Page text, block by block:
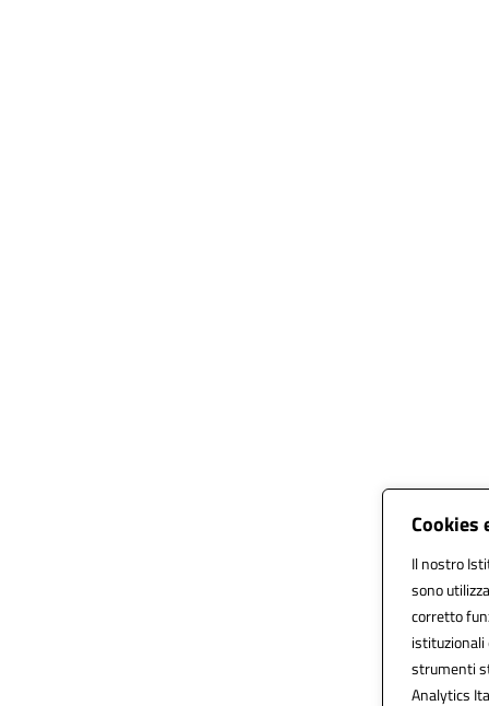
Il nostro
sono
corretto
istituzionali
strumenti
Analytics